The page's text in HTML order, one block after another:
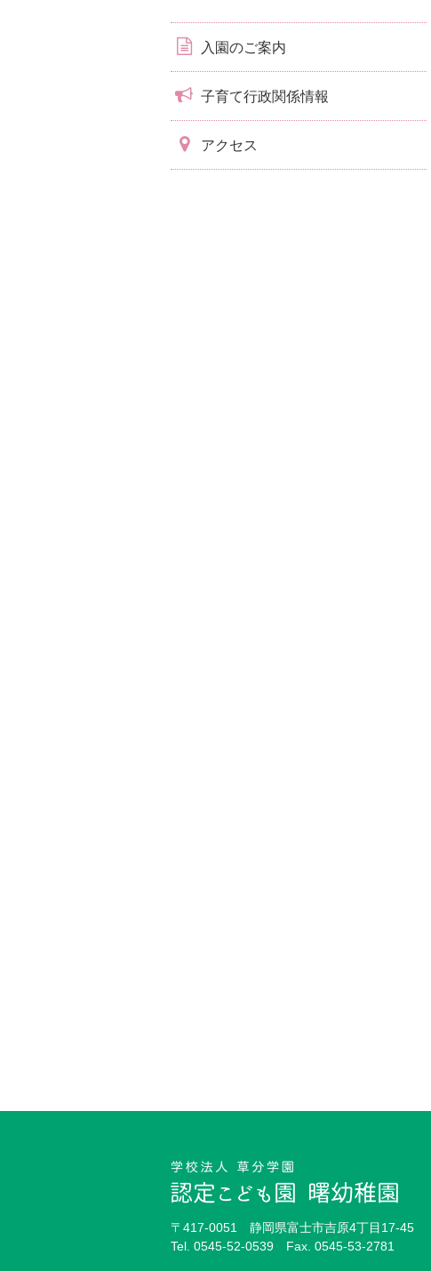
入園のご案内
子育て行政関係情報
アクセス
〒417-0051 静岡県富士市吉原4丁目17-45
Tel. 0545-52-0539 Fax. 0545-53-2781